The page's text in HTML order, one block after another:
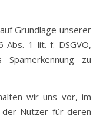
Grundlage unserer
1 lit. f. DSGVO,
zu
wir uns vor, im
der Nutzer für deren